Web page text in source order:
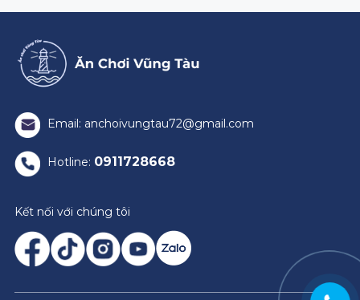
Email: anchoivungtau72@gmail.com
Hotline: 0911728668
Kết nối với chúng tôi